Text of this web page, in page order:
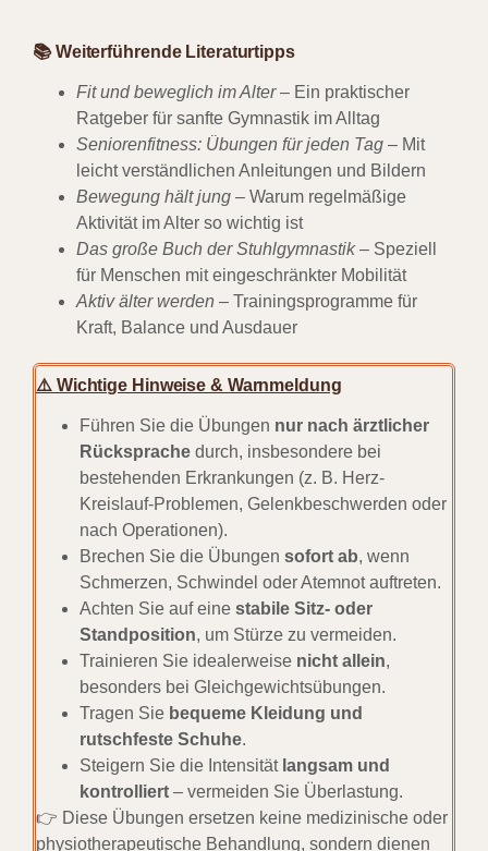
📚 Weiterführende Literaturtipps
Fit und beweglich im Alter– Ein praktischer
Ratgeber für sanfte Gymnastik im Alltag
Seniorenfitness: Übungen für jeden Tag – Mit
leicht verständlichen Anleitungen und Bildern
Bewegung hält jung – Warum regelmäßige
Aktivität im Alter so wichtig ist
Das große Buch der Stuhlgymnastik– Speziell
für Menschen mit eingeschränkter Mobilität
Aktiv älter werden – Trainingsprogramme für
Kraft, Balance und Ausdauer
⚠️ Wichtige Hinweise & Warnmeldung
Führen Sie die Übungen nur nach ärztlicher
Rücksprache durch, insbesondere bei
bestehenden Erkrankungen (z. B. Herz-
Kreislauf-Problemen, Gelenkbeschwerden oder
nach Operationen).
Brechen Sie die Übungen sofort ab, wenn
Schmerzen, Schwindel oder Atemnot auftreten.
Achten Sie auf eine stabile Sitz- oder
Standposition, um Stürze zu vermeiden.
Trainieren Sie idealerweise nicht allein,
besonders bei Gleichgewichtsübungen.
Tragen Sie bequeme Kleidung und
rutschfeste Schuhe.
Steigern Sie die Intensität langsam und
kontrolliert – vermeiden Sie Überlastung.
👉 Diese Übungen ersetzen keine medizinische oder
physiotherapeutische Behandlung, sondern dienen